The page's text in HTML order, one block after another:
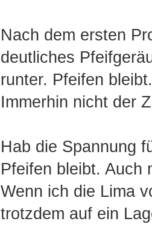
Nach dem ersten
deutliches
runter. Pfeifen
Immerhin nicht der
Hab die Spannung
Pfeifen bleibt. Auch
Wenn ich die Lima
trotzdem auf ein